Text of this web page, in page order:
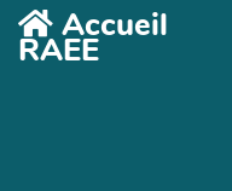
Accueil
RAEE